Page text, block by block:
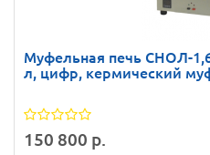
Муфельная печь СНОЛ-
л, цифр, кермический
150 800 р.